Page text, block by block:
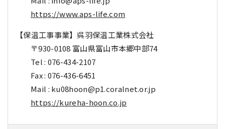
https://www.aps-life.com
【保温工事事業】呉羽保温工業株式会社
〒930-0108 富山県富山市本郷中部74
Tel : 076-434-2107
Fax : 076-436-6451
Mail : ku08hoon@p1.coralnet.or.jp
https://kureha-hoon.co.jp